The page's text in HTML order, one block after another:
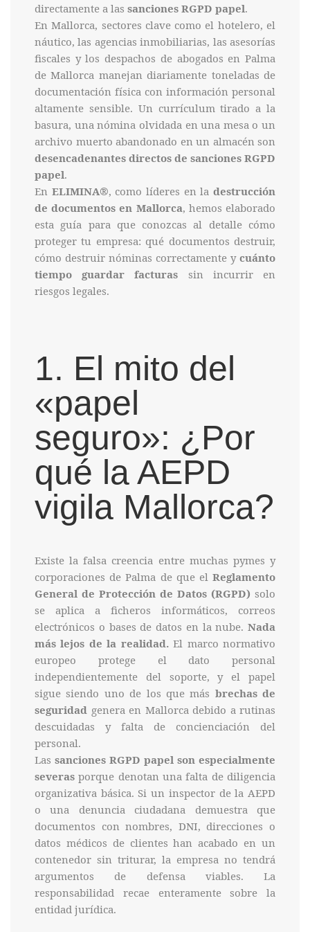
directamente a las sanciones RGPD papel.
En Mallorca, sectores clave como el hotelero, el
náutico, las agencias inmobiliarias, las asesorías
fiscales y los despachos de abogados en Palma
de Mallorca manejan diariamente toneladas de
documentación física con información personal
altamente sensible. Un currículum tirado a la
basura, una nómina olvidada en una mesa o un
archivo muerto abandonado en un almacén son
desencadenantes directos de sanciones RGPD
papel.
En ELIMINA®, como líderes en ladestrucción
de documentos en Mallorca, hemos elaborado
esta guía para que conozcas al detalle cómo
proteger tu empresa: qué documentos destruir,
cómo destruir nóminas correctamente y cuánto
tiempo guardar facturas sin incurrir en
riesgos legales.
1. El mito del
«papel
seguro»: ¿Por
qué la AEPD
vigila Mallorca?
Existe la falsa creencia entre muchas pymes y
corporaciones de Palma de que el Reglamento
General de Protección de Datos (RGPD) solo
se aplica a ficheros informáticos, correos
electrónicos o bases de datos en la nube. Nada
más lejos de la realidad.El marco normativo
europeo protege el dato personal
independientemente del soporte, y el papel
sigue siendo uno de los que más brechas de
seguridad genera en Mallorca debido a rutinas
descuidadas y falta de concienciación del
personal.
Las sanciones RGPD papel son especialmente
severas porque denotan una falta de diligencia
organizativa básica. Si un inspector de la AEPD
o una denuncia ciudadana demuestra que
documentos con nombres, DNI, direcciones o
datos médicos de clientes han acabado en un
contenedor sin triturar, la empresa no tendrá
argumentos de defensa viables. La
responsabilidad recae enteramente sobre la
entidad jurídica.